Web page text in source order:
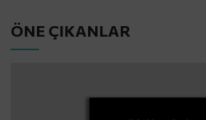
ÖNE ÇIKANLAR